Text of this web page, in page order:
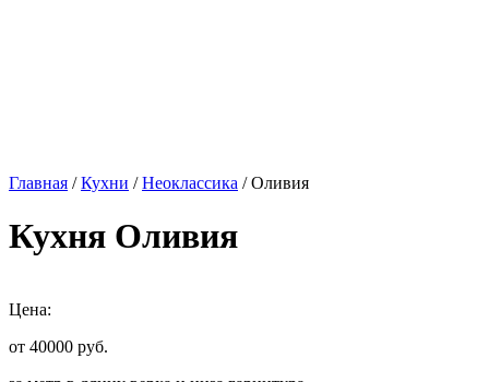
Главная /Кухни /Неоклассика / Оливия
Кухня Оливия
Цена:
от 40000 руб.